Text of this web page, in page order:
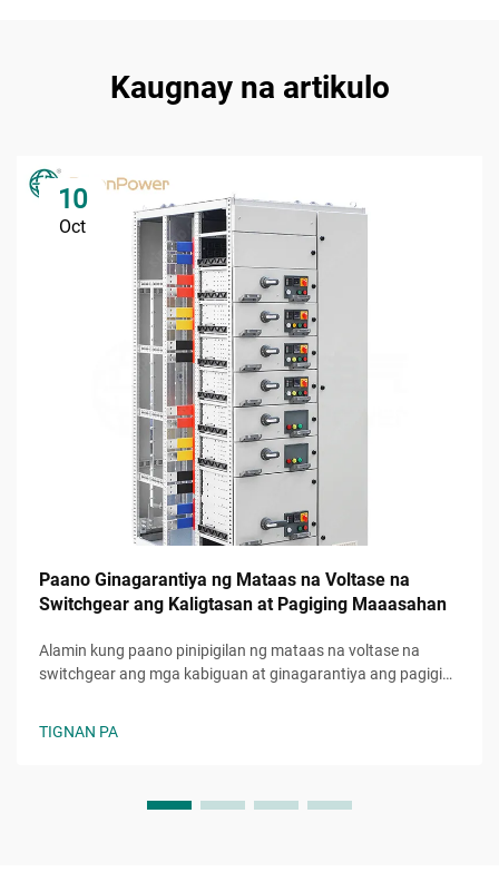
Kaugnay na artikulo
10
Oct
Paano Ginagarantiya ng Mataas na Voltase na
Switchgear ang Kaligtasan at Pagiging Maaasahan
Alamin kung paano pinipigilan ng mataas na voltase na
switchgear ang mga kabiguan at ginagarantiya ang pagiging
TIGNAN PA